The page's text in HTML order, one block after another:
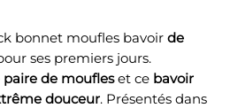
bonnet moufles bavoir de
ses premiers jours.
paire de moufleset ce bavoir
douceur. Présentés dans